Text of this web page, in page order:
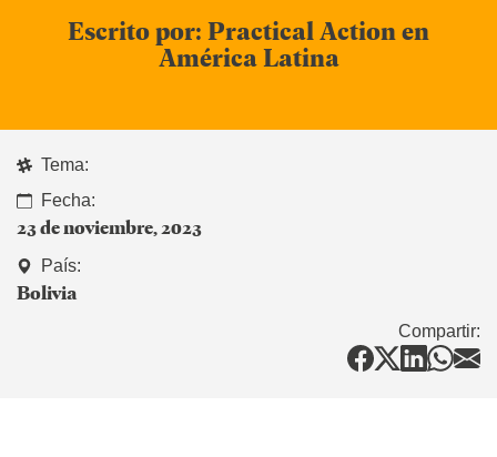
Escrito por: Practical Action en
América Latina
Tema:
Fecha:
23 de noviembre, 2023
País:
Bolivia
Compartir: